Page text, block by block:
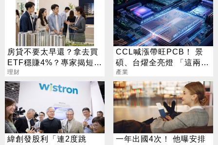
房貸不要太早還？拿去買
ETF穩賺4%？專家揭短影
音沒說完的真相
理財
CCL喊漲帶旺PCB！ 景
碩、台燿全亮燈 「這兩
檔」還創新高
產業
緯創發股利「連2度跳
一年出國4次！ 他曝安排